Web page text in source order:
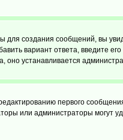
для создания сообщений, вы
вариант ответа, введите
оно устанавливается
первого
или администраторы могут